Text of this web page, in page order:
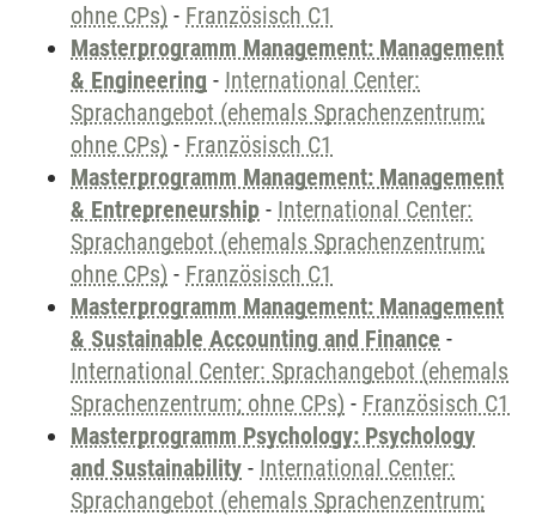
ohne CPs) - Französisch C1
Masterprogramm Management: Management
& Engineering - International Center:
Sprachangebot (ehemals Sprachenzentrum;
ohne CPs) - Französisch C1
Masterprogramm Management: Management
& Entrepreneurship - International Center:
Sprachangebot (ehemals Sprachenzentrum;
ohne CPs) - Französisch C1
Masterprogramm Management: Management
& Sustainable Accounting and Finance -
International Center: Sprachangebot (ehemals
Sprachenzentrum; ohne CPs) - Französisch C1
Masterprogramm Psychology: Psychology
and Sustainability - International Center:
Sprachangebot (ehemals Sprachenzentrum;